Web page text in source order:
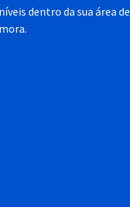
dentro da sua área de